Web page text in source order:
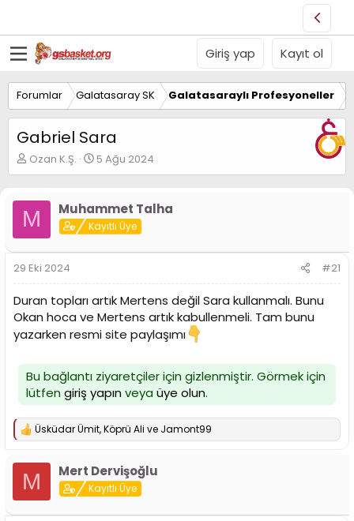
Giriş yap Kayıt ol
Forumlar Galatasaray SK Galatasaraylı Profesyoneller
Gabriel Sara
K
o
u
y
u
B
a
ş
l
a
t
a
n
Ozan K.Ş.
B
a
a
n
ı
t
a
r
i
h
5 Ağu 2024
M Muhammet Talha
Kayıtlı Üye
29 Eki 2024 #21
Duran topları artık Mertens değil Sara kullanmalı. Bunu
Okan hoca ve Mertens artık kabullenmeli. Tam bunu
yazarken resmi site paylaşımı
Bu bağlantı ziyaretçiler için gizlenmiştir. Görmek için
lütfen giriş yapınveya üye olun.
T
p
l
Üsküdar Ümit,Köprü Ali ve Jamont99
M Mert Dervişoğlu
Kayıtlı Üye